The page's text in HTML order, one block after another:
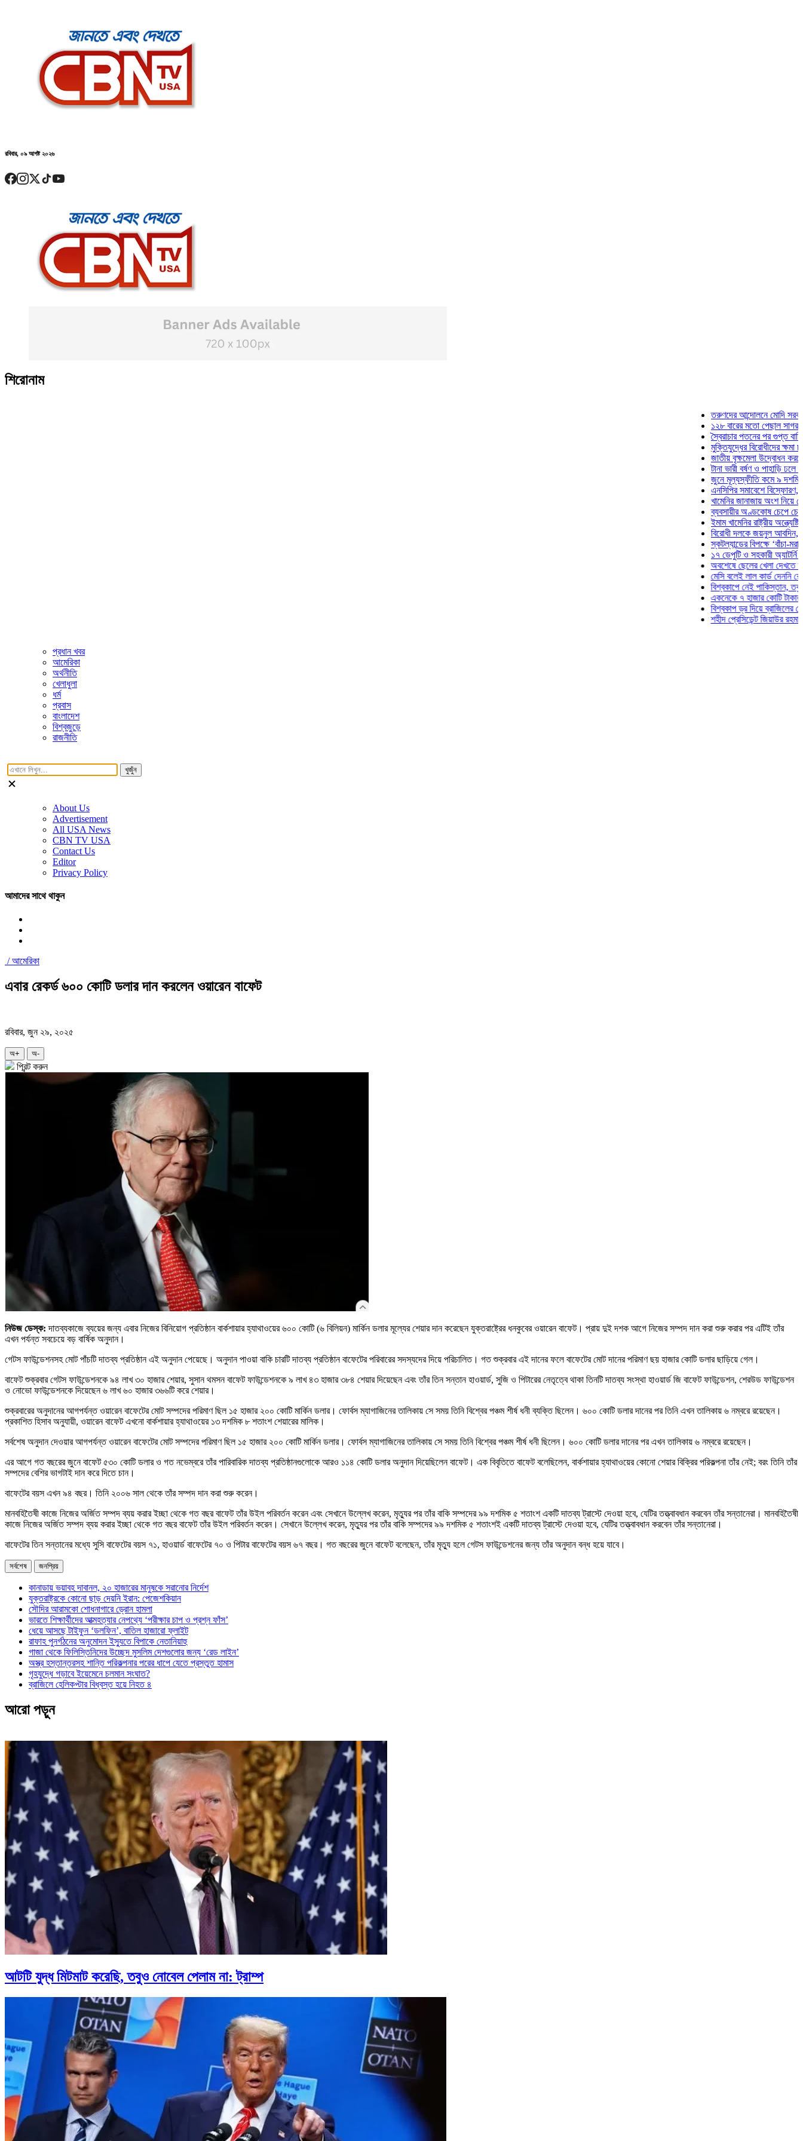
রবিবার, ০৯ আগষ্ট ২০২৬
শিরোনাম
তরুণদের আন্দোলনে মোদি সরকার দুর্বল
১২৮ বারের মতো পেছাল সাগর-রুনি
স্বৈরাচার পতনের পর গুপ্ত বাহিনীর
মুক্তিযুদ্ধের বিরোধীদের ক্ষমা চাইতে
জাতীয় বৃক্ষমেলা উদ্বোধন করলেন
টানা ভারী বর্ষণ ও পাহাড়ি ঢলে পানিবন্দি
জুনে মূল্যস্ফীতি কমে ৯ দশমিক ১৬
এনসিপির সমাবেশে বিস্ফোরণ,
খামেনির জানাজায় অংশ নিয়ে দেশে
ব্যবসায়ীর অণ্ডকোষ চেপে চেক-
ইমাম খামেনির রাষ্ট্রীয়
বিরোধী দলকে জয়নুল আবদিন,
স্কটল্যান্ডের বিপক্ষে ‘বাঁচা-মরার
১৭ ডেপুটি ও সহকারী অ্যাটর্নি
অবশেষে ছেলের খেলা দেখতে মাঠে
মেসি বলেই লাল কার্ড দেননি রেফারি!
বিশ্বকাপে নেই পাকিস্তান, তবু
একনেকে ৭ হাজার কোটি টাকার ৫
বিশ্বকাপ ড্র দিয়ে ব্রাজিলের হেক্সা
শহীদ প্রেসিডেন্ট জিয়াউর রহমান
প্রধান খবর
আমেরিকা
অর্থনীতি
খেলাধুলা
ধর্ম
প্রবাস
বাংলাদেশ
বিশ্বজুড়ে
রাজনীতি
খুজুঁন
About Us
Advertisement
All USA News
CBN TV USA
Contact Us
Editor
Privacy Policy
আমাদের সাথে থাকুন
/আমেরিকা
এবার রেকর্ড ৬০০ কোটি ডলার দান করলেন ওয়ারেন বাফেট
রবিবার, জুন ২৯, ২০২৫
অ+ অ-
প্রিন্ট করুন
নিউজ ডেস্ক: দাতব্যকাজে ব্যয়ের জন্য এবার নিজের বিনিয়োগ প্রতিষ্ঠান বার্কশায়ার হ্যাথাওয়ের ৬০০ কোটি (৬ বিলিয়ন) মার্কিন ডলার মূল্যের শেয়ার দান করেছেন যুক্তরাষ্ট্রের ধনকুবের ওয়ারেন বাফেট। প্রায় দুই দশক আগে নিজের সম্পদ দান করা শুরু করার পর এটিই তাঁর
এখন পর্যন্ত সবচেয়ে বড় বার্ষিক অনুদান।
গেটস ফাউন্ডেশনসহ মোট পাঁচটি দাতব্য প্রতিষ্ঠান এই অনুদান পেয়েছে। অনুদান পাওয়া বাকি চারটি দাতব্য প্রতিষ্ঠান বাফেটের পরিবারের সদস্যদের দিয়ে পরিচালিত। গত শুক্রবার এই দানের ফলে বাফেটের মোট দানের পরিমাণ ছয় হাজার কোটি ডলার ছাড়িয়ে গেল।
বাফেট শুক্রবার গেটস ফাউন্ডেশনকে ৯৪ লাখ ৩০ হাজার শেয়ার, সুসান থমসন বাফেট ফাউন্ডেশনকে ৯ লাখ ৪৩ হাজার ৩৮৪ শেয়ার দিয়েছেন এবং তাঁর তিন সন্তান হাওয়ার্ড, সুজি ও পিটারের নেতৃত্বে থাকা তিনটি দাতব্য সংস্থা হাওয়ার্ড জি বাফেট ফাউন্ডেশন, শেরউড ফাউন্ডেশন
ও নোভো ফাউন্ডেশনকে দিয়েছেন ৬ লাখ ৬০ হাজার ৩৬৬টি করে শেয়ার।
শুক্রবারের অনুদানের আগপর্যন্ত ওয়ারেন বাফেটের মোট সম্পদের পরিমাণ ছিল ১৫ হাজার ২০০ কোটি মার্কিন ডলার। ফোর্বস ম্যাগাজিনের তালিকায় সে সময় তিনি বিশ্বের পঞ্চম শীর্ষ ধনী ব্যক্তি ছিলেন। ৬০০ কোটি ডলার দানের পর তিনি এখন তালিকায় ৬ নম্বরে রয়েছেন।
প্রকাশিত হিসাব অনুযায়ী, ওয়ারেন বাফেট এখনো বার্কশায়ার হ্যাথাওয়ের ১৩ দশমিক ৮ শতাংশ শেয়ারের মালিক।
সর্বশেষ অনুদান দেওয়ার আগপর্যন্ত ওয়ারেন বাফেটের মোট সম্পদের পরিমাণ ছিল ১৫ হাজার ২০০ কোটি মার্কিন ডলার। ফোর্বস ম্যাগাজিনের তালিকায় সে সময় তিনি বিশ্বের পঞ্চম শীর্ষ ধনী ছিলেন। ৬০০ কোটি ডলার দানের পর এখন তালিকায় ৬ নম্বরে রয়েছেন।
এর আগে গত বছরের জুনে বাফেট ৫৩০ কোটি ডলার ও গত নভেম্বরে তাঁর পারিবারিক দাতব্য প্রতিষ্ঠানগুলোকে আরও ১১৪ কোটি ডলার অনুদান দিয়েছিলেন বাফেট। এক বিবৃতিতে বাফেট বলেছিলেন, বার্কশায়ার হ্যাথাওয়ের কোনো শেয়ার বিক্রির পরিকল্পনা তাঁর নেই; বরং তিনি তাঁর
সম্পদের বেশির ভাগটাই দান করে দিতে চান।
বাফেটের বয়স এখন ৯৪ বছর। তিনি ২০০৬ সাল থেকে তাঁর সম্পদ দান করা শুরু করেন।
মানবহিতৈষী কাজে নিজের অর্জিত সম্পদ ব্যয় করার ইচ্ছা থেকে গত বছর বাফেট তাঁর উইল পরিবর্তন করেন এবং সেখানে উল্লেখ করেন, মৃত্যুর পর তাঁর বাকি সম্পদের ৯৯ দশমিক ৫ শতাংশ একটি দাতব্য ট্রাস্টে দেওয়া হবে, যেটির তত্ত্বাবধান করবেন তাঁর সন্তানেরা। মানবহিতৈষী
কাজে নিজের অর্জিত সম্পদ ব্যয় করার ইচ্ছা থেকে গত বছর বাফেট তাঁর উইল পরিবর্তন করেন। সেখানে উল্লেখ করেন, মৃত্যুর পর তাঁর বাকি সম্পদের ৯৯ দশমিক ৫ শতাংশই একটি দাতব্য ট্রাস্টে দেওয়া হবে, যেটির তত্ত্বাবধান করবেন তাঁর সন্তানেরা।
বাফেটের তিন সন্তানের মধ্যে সুসি বাফেটের বয়স ৭১, হাওয়ার্ড বাফেটের ৭০ ও পিটার বাফেটের বয়স ৬৭ বছর। গত বছরের জুনে বাফেট বলেছেন, তাঁর মৃত্যু হলে গেটস ফাউন্ডেশনের জন্য তাঁর অনুদান বন্ধ হয়ে যাবে।
সর্বশেষ জনপ্রিয়
কানাডায় ভয়াবহ দাবানল, ২০ হাজারের মানুষকে সরানোর নির্দেশ
যুক্তরাষ্ট্রকে কোনো ছাড় দেয়নি ইরান: পেজেশকিয়ান
সৌদির আরামকো শোধনাগারে ড্রোন হামলা
ভারতে শিক্ষার্থীদের আত্মহত্যার নেপথ্যে ‘পরীক্ষার চাপ ও প্রশ্ন ফাঁস’
ধেয়ে আসছে টাইফুন ‘ডলফিন’, বাতিল হাজারো ফ্লাইট
রাফাহ পুনর্গঠনের অনুমোদন ইস্যুতে বিপাকে নেতানিয়াহু
গাজা থেকে ফিলিস্তিনিদের উচ্ছেদ মুসলিম দেশগুলোর জন্য ‘রেড লাইন’
অস্ত্র হস্তান্তরসহ শান্তি পরিকল্পনার পরের ধাপে যেতে প্রস্তুত হামাস
গৃহযুদ্ধে গড়াবে ইয়েমেনে চলমান সংঘাত?
ব্রাজিলে হেলিকপ্টার বিধ্বস্ত হয়ে নিহত ৪
আরো পড়ুন
আটটি যুদ্ধ মিটমাট করেছি, তবুও নোবেল পেলাম না: ট্রাম্প